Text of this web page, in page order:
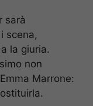
sarà
scena,
la giuria.
non
Marrone: